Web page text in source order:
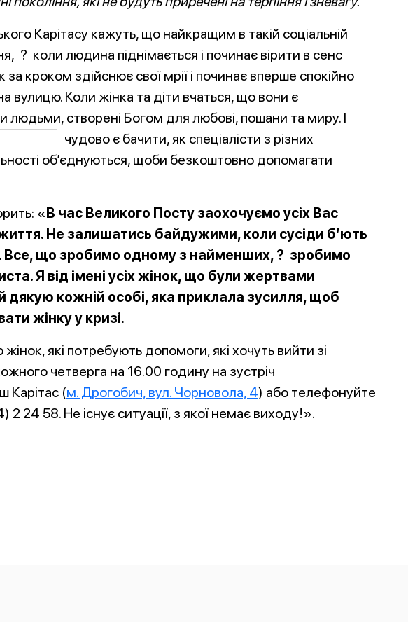
Карітасу кажуть, що найкращим в такій соціальній
? коли людина піднімається і починає вірити в сенс
кроком здійснює свої мрії і починає вперше спокійно
вулицю. Коли жінка та діти вчаться, що вони є
створені Богом для любові, пошани та миру. І
чудово є бачити, як спеціалісти з різних
об’єднуються, щоби безкоштовно допомагати
«В час Великого Посту заохочуємо усіх Вас
Не залишатись байдужими, коли сусіди б’ють
Все, що зробимо одному з найменших, ? зробимо
Я від імені усіх жінок, що були жертвами
дякую кожній особі, яка приклала зусилля, щоб
жінку у кризі.
які потребують допомоги, які хочуть вийти зі
четверга на 16.00 годину на зустріч
Карітас (м. Дрогобич, вул. Чорновола, 4) або телефонуйте
24 58. Не існує ситуації, з якої немає виходу!».